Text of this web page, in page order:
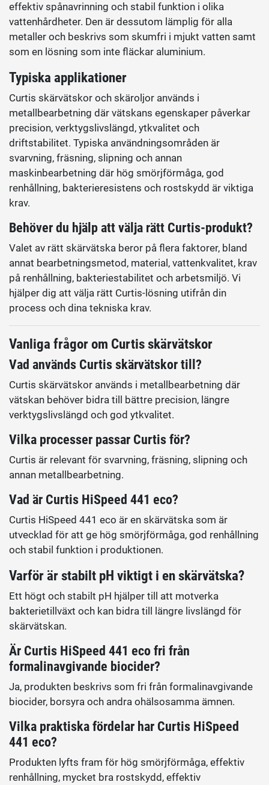
effektiv spånavrinning och stabil funktion i olika
vattenhårdheter. Den är dessutom lämplig för alla
metaller och beskrivs som skumfri i mjukt vatten samt
som en lösning som inte fläckar aluminium.
Typiska applikationer
Curtis skärvätskor och skäroljor används i
metallbearbetning där vätskans egenskaper påverkar
precision, verktygslivslängd, ytkvalitet och
driftstabilitet. Typiska användningsområden är
svarvning, fräsning, slipning och annan
maskinbearbetning där hög smörjförmåga, god
renhållning, bakterieresistens och rostskydd är viktiga
krav.
Behöver du hjälp att välja rätt Curtis-produkt?
Valet av rätt skärvätska beror på flera faktorer, bland
annat bearbetningsmetod, material, vattenkvalitet, krav
på renhållning, bakteriestabilitet och arbetsmiljö. Vi
hjälper dig att välja rätt Curtis-lösning utifrån din
process och dina tekniska krav.
Vanliga frågor om Curtis skärvätskor
Vad används Curtis skärvätskor till?
Curtis skärvätskor används i metallbearbetning där
vätskan behöver bidra till bättre precision, längre
verktygslivslängd och god ytkvalitet.
Vilka processer passar Curtis för?
Curtis är relevant för svarvning, fräsning, slipning och
annan metallbearbetning.
Vad är Curtis HiSpeed 441 eco?
Curtis HiSpeed 441 eco är en skärvätska som är
utvecklad för att ge hög smörjförmåga, god renhållning
och stabil funktion i produktionen.
Varför är stabilt pH viktigt i en skärvätska?
Ett högt och stabilt pH hjälper till att motverka
bakterietillväxt och kan bidra till längre livslängd för
skärvätskan.
Är Curtis HiSpeed 441 eco fri från
formalinavgivande biocider?
Ja, produkten beskrivs som fri från formalinavgivande
biocider, borsyra och andra ohälsosamma ämnen.
Vilka praktiska fördelar har Curtis HiSpeed
441 eco?
Produkten lyfts fram för hög smörjförmåga, effektiv
renhållning, mycket bra rostskydd, effektiv